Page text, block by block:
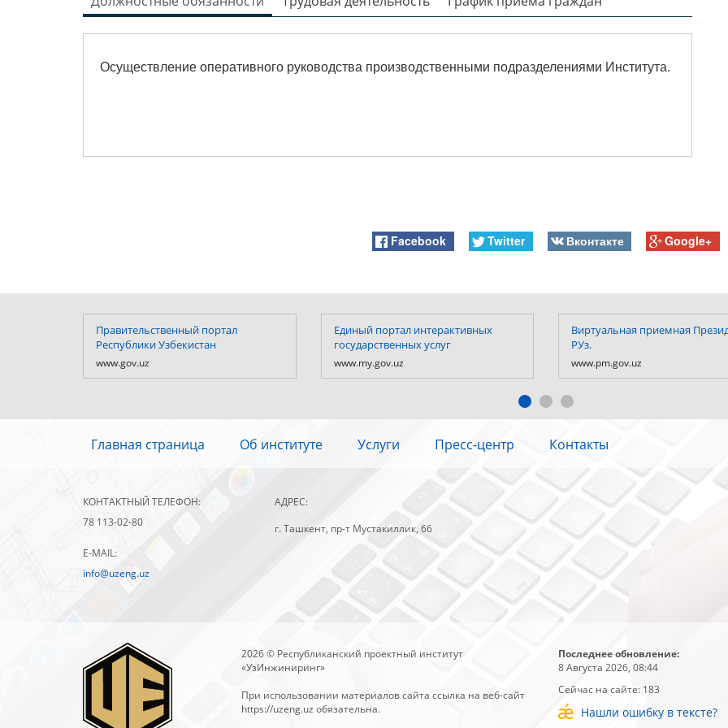
Осуществление оперативного руководства производственными подразделениями Института.
Facebook Twitter Вконтакте Google+
Правительственный портал
Республики Узбекистан
www.gov.uz
Единый портал интерактивных
государственных услуг
www.my.gov.uz
Виртуальная приемная
РУз.
www.pm.gov.uz
Главная страница Об институте Услуги Пресс-центр Контакты
КОНТАКТНЫЙ ТЕЛЕФОН:
78 113-02-80
АДРЕС:
г. Ташкент, пр-т Мустакиллик, 66
E-MAIL:
info@uzeng.uz
2026 © Республиканский проектный институт
«УзИнжиниринг»
При использовании материалов сайта ссылка на веб-сайт
https://uzeng.uz обязательна.
Последнее обновление:
8 Августа 2026, 08:44
Сейчас на сайте: 183
Нашли ошибку в тексте?